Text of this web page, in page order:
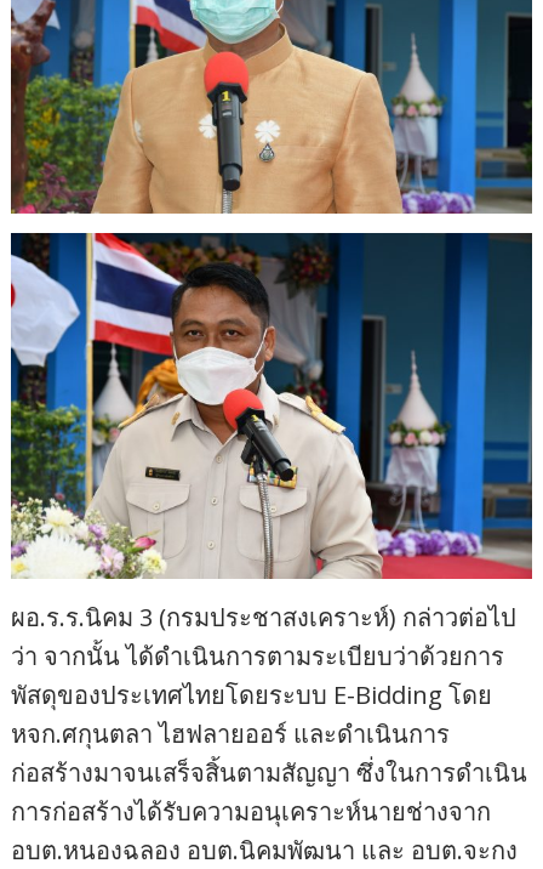
ผอ.ร.ร.นิคม 3 (กรมประชาสงเคราะห์) กล่าวต่อไป
ว่า จากนั้น ได้ดำเนินการตามระเบียบว่าด้วยการ
พัสดุของประเทศไทยโดยระบบ E-Bidding โดย
หจก.ศกุนตลา ไฮฟลายออร์ และดำเนินการ
ก่อสร้างมาจนเสร็จสิ้นตามสัญญา ซึ่งในการดำเนิน
การก่อสร้างได้รับความอนุเคราะห์นายช่างจาก
อบต.หนองฉลอง อบต.นิคมพัฒนา และ อบต.จะกง